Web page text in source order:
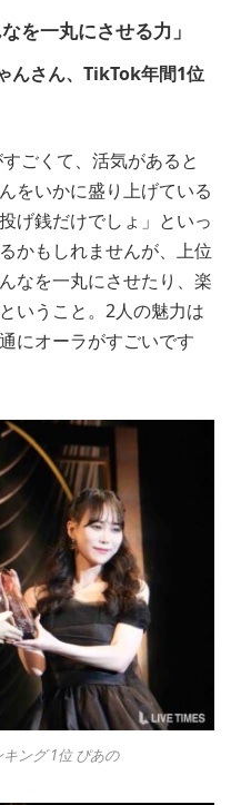
を一丸にさせる力」
んさん、TikTok年間1位
ごくて、活気があると
をいかに盛り上げている
げ銭だけでしょ」といっ
かもしれませんが、上位
なを一丸にさせたり、楽
いうこと。2人の魅力は
にオーラがすごいです
ング 1位 ぴあの